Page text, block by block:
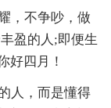
，不争吵，做
盈的人;即便生
好四月！
人，而是懂得